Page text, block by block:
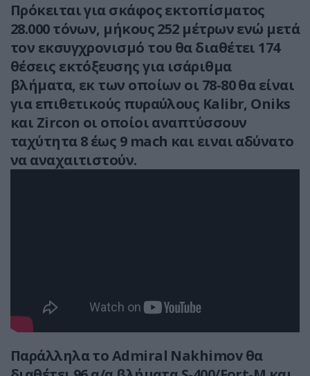
Πρόκειται για σκάφος εκτοπίσματος
28.000 τόνων, μήκους 252 μέτρων ενώ μετά
τον εκσυγχρονισμό του θα διαθέτει 174
θέσεις εκτόξευσης για ισάριθμα
βλήματα, εκ των οποίων οι 78-80 θα είναι
για επιθετικούς πυραύλους Kalibr, Oniks
και Zircon οι οποίοι αναπτύσσουν
ταχύτητα 8 έως 9 mach και ειναι αδύνατο
να αναχαιτιστούν.
Παράλληλα το Admiral Nakhimov θα